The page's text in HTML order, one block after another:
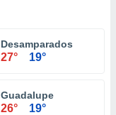
Desamparados
27° 19°
Guadalupe
26° 19°